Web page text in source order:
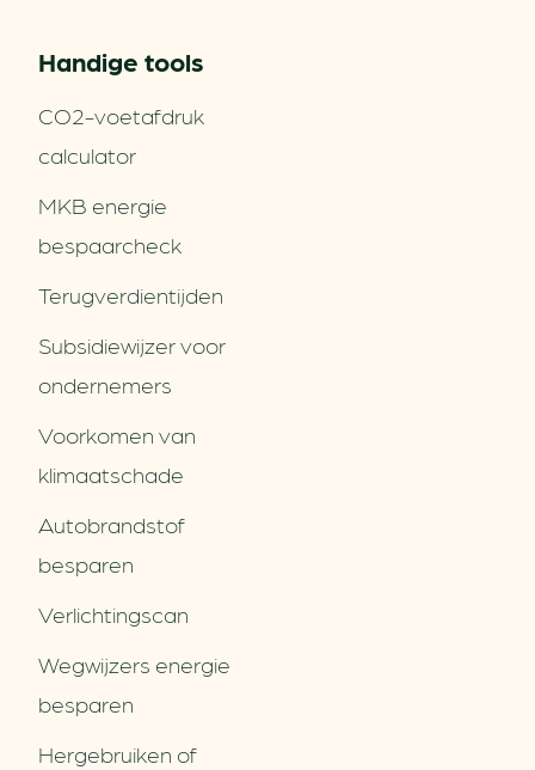
Handige tools
CO2-voetafdruk
calculator
MKB energie
bespaarcheck
Terugverdien­tijden
Subsidiewijzer voor
ondernemers
Voorkomen van
klimaatschade
Autobrandstof
besparen
Verlichtingscan
Wegwijzers energie
besparen
Hergebruiken of